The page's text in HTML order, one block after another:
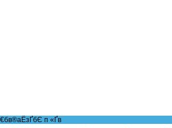
€бв®аЁзҐбЄ п «Ґ­в